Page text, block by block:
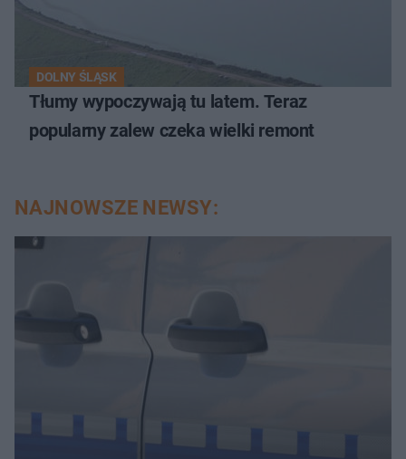
DOLNY ŚLĄSK
Tłumy wypoczywają tu latem. Teraz
popularny zalew czeka wielki remont
NAJNOWSZE NEWSY: